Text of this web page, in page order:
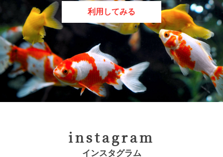
利用してみる
instagram
インスタグラム